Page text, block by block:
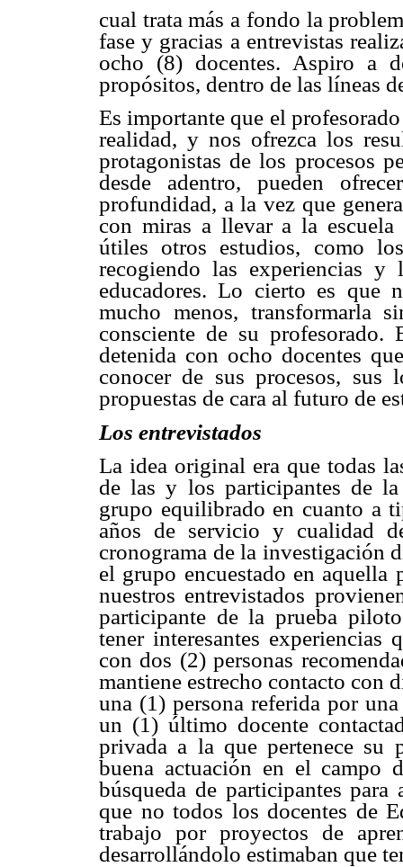
cual trata más a fondo la
fase y gracias a entrevistas
ocho (8) docentes. Aspiro a
propósitos, dentro de las líneas
Es importante que el
realidad, y nos ofrezca los
protagonistas de los procesos
desde adentro, pueden
profundidad, a la vez que
con miras a llevar a la
útiles otros estudios, como
recogiendo las experiencias
educadores. Lo cierto es que
mucho menos, transformarla
consciente de su profesorado.
detenida con ocho docentes
conocer de sus procesos,
propuestas de cara al futuro de
Los entrevistados
La idea original era que todas
de las y los participantes de
grupo equilibrado en cuanto a
años de servicio y cualidad
cronograma de la investigación
el grupo encuestado en aquella
nuestros entrevistados
participante de la prueba
tener interesantes experiencias
con dos (2) personas
mantiene estrecho contacto con
una (1) persona referida por
un (1) último docente
privada a la que pertenece su
buena actuación en el campo
búsqueda de participantes
que no todos los docentes de
trabajo por proyectos de
desarrollándolo estimaban que